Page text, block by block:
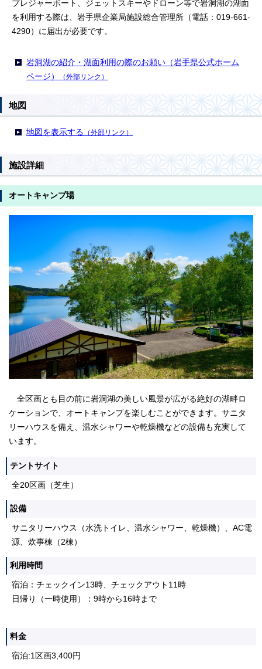
プレジャーボート、ジェットスキーやドローン等で岩洞湖の湖面
を利用する際は、岩手県企業局施設総合管理所（電話：019-661-
4290）に届出が必要です。
岩洞湖の紹介・湖面利用の際のお願い（岩手県公式ホーム
ページ）
（外部リンク）
地図
地図を表示する （外部リンク）
施設詳細
オートキャンプ場
全区画とも目の前に岩洞湖の美しい風景が広がる絶好の湖畔ロ
ケーションで、オートキャンプを楽しむことができます。サニタ
リーハウスを備え、温水シャワーや乾燥機などの設備も充実して
います。
テントサイト
全20区画（芝生）
設備
サニタリーハウス（水洗トイレ、温水シャワー、乾燥機）、AC電
源、炊事棟（2棟）
利用時間
宿泊：チェックイン13時、チェックアウト11時
日帰り（一時使用）：9時から16時まで
料金
宿泊:1区画3,400円